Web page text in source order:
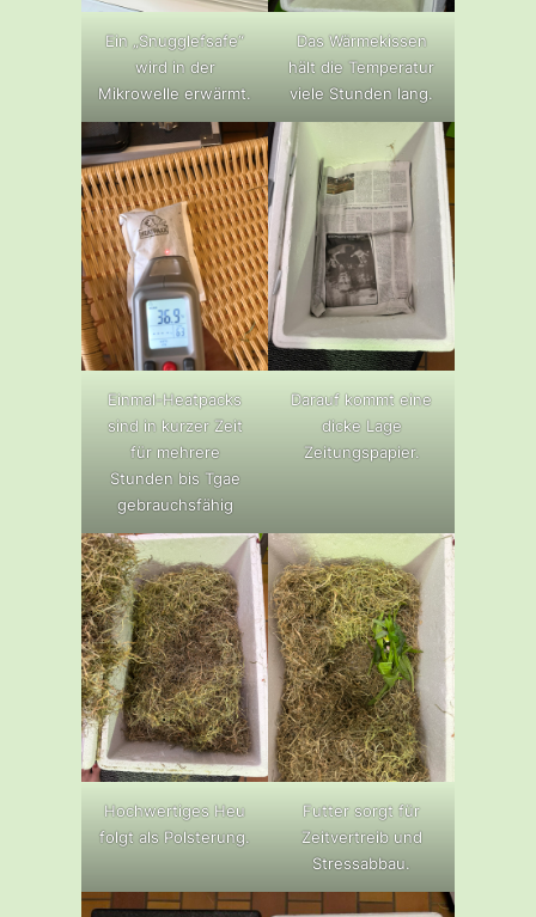
Ein „Snugglefsafe“
wird in der
Mikrowelle erwärmt.
Das Wärmekissen
hält die Temperatur
viele Stunden lang.
Einmal-Heatpacks
sind in kurzer Zeit
für mehrere
Stunden bis Tgae
gebrauchsfähig
Darauf kommt eine
dicke Lage
Zeitungspapier.
Hochwertiges Heu
folgt als Polsterung.
Futter sorgt für
Zeitvertreib und
Stressabbau.